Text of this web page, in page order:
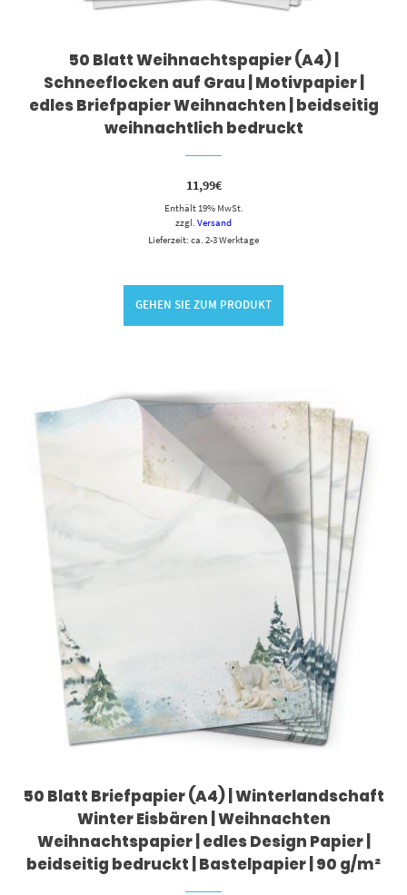
50 Blatt Weihnachtspapier (A4) |
Schneeflocken auf Grau | Motivpapier |
edles Briefpapier Weihnachten | beidseitig
weihnachtlich bedruckt
11,99€
Enthält 19% MwSt.
zzgl. Versand
Lieferzeit: ca. 2-3 Werktage
GEHEN SIE ZUM PRODUKT
50 Blatt Briefpapier (A4) | Winterlandschaft
Winter Eisbären | Weihnachten
Weihnachtspapier | edles Design Papier |
beidseitig bedruckt | Bastelpapier | 90 g/m²